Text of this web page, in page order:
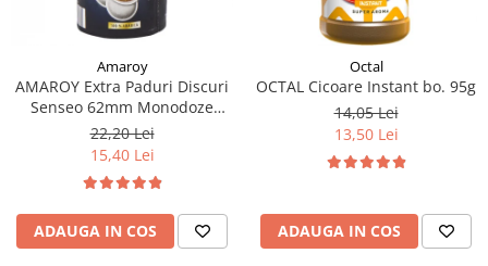
Amaroy
AMAROY Extra Paduri Discuri
Senseo 62mm Monodoze
20buc 140g
22,20 Lei
15,40 Lei
ADAUGA IN COS
Octal
OCTAL Cicoare Instant bo. 95g
14,05 Lei
13,50 Lei
ADAUGA IN COS